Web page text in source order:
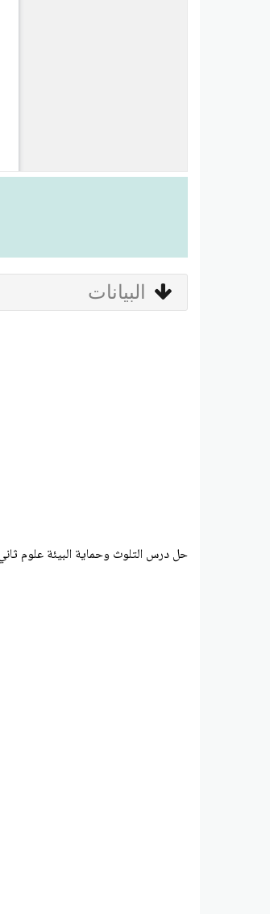
البيانات
حل درس التلوث وحماية البيئة علوم